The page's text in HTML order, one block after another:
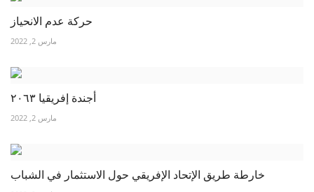
حركة عدم الانحياز
مارس 2, 2022
أجندة إفريقيا ٢٠٦٣
مارس 2, 2022
خارطة طريق الإتحاد الإفريقي حول الاستثمار في الشباب